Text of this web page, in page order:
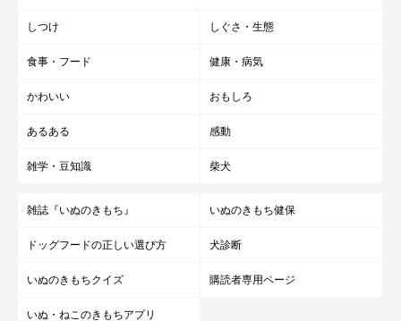
しつけ しぐさ・生態
食事・フード 健康・病気
かわいい おもしろ
あるある 感動
雑学・豆知識 柴犬
雑誌『いぬのきもち』 いぬのきもち健保
ドッグフードの正しい選び方 犬診断
いぬのきもちクイズ 購読者専用ページ
いぬ・ねこのきもちアプリ